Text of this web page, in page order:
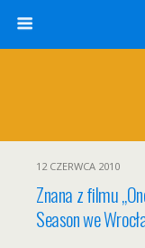
12 CZERWCA 2010
Znana z filmu
Season we